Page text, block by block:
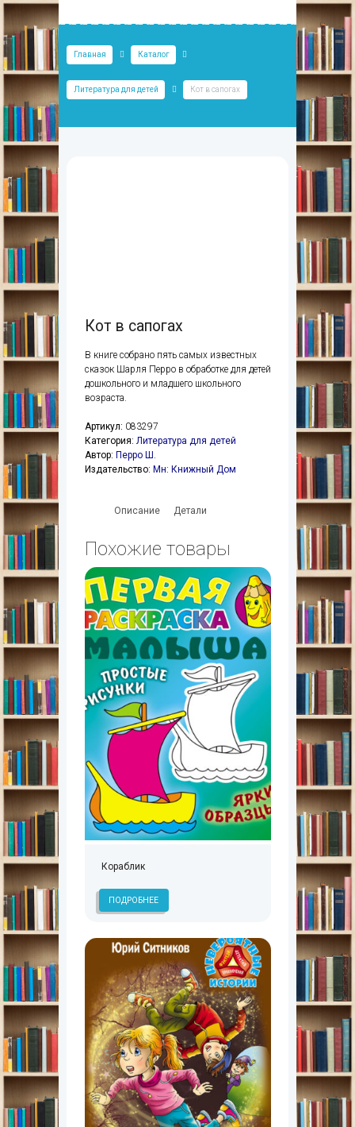
Главная Каталог
Литература для детей Кот в сапогах
Кот в сапогах
В книге собрано пять самых известных
сказок Шарля Перро в обработке для детей
дошкольного и младшего школьного
возраста.
Артикул: 083297
Категория: Литература для детей
Автор: Перро Ш.
Издательство: Мн: Книжный Дом
Описание Детали
Похожие товары
Кораблик
ПОДРОБНЕЕ